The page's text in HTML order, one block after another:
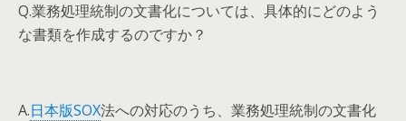
Q.業務処理統制の文書化については、具体的にどのよう
な書類を作成するのですか？
A.日本版SOX法への対応のうち、業務処理統制の文書化